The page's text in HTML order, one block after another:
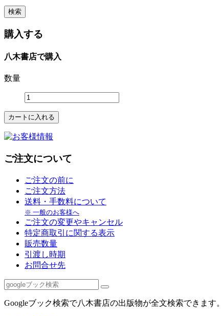
購入する
八木書店で購入
数量
ご注文について
ご注文の前に
ご注文方法
送料・手数料について
※ 一般のお客様へ
ご注文の変更やキャンセル
特定商取引に関する表示
販売数量
引渡し時期
お問合せ先
Googleブック検索で八木書店の出版物が全文検索できます。